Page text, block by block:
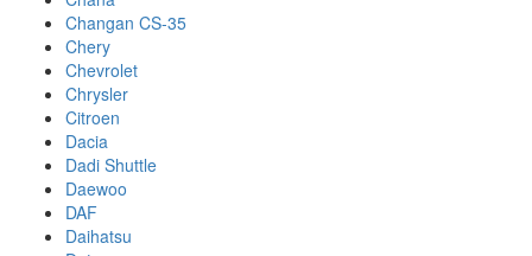
Changan CS-35
Chery
Chevrolet
Chrysler
Citroen
Dacia
Dadi Shuttle
Daewoo
DAF
Daihatsu